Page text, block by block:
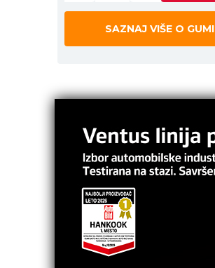
SAZNAJ VIŠE O GUMI